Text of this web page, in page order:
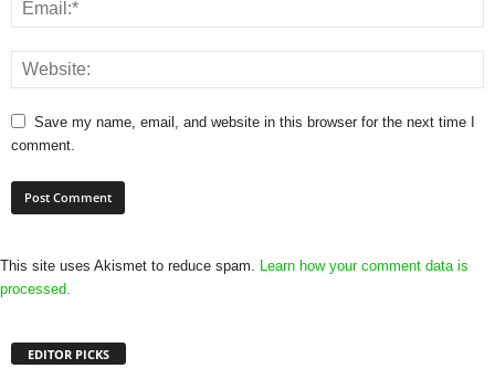
Save my name, email, and website in this browser for the next time I
comment.
This site uses Akismet to reduce spam. Learn how your comment data is
processed.
EDITOR PICKS